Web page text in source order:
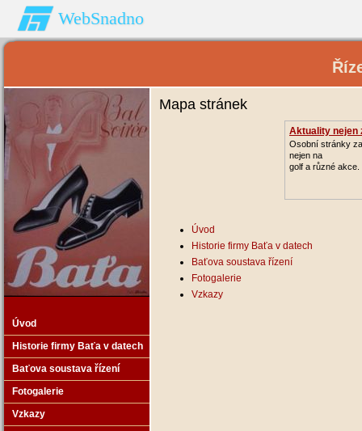
WebSnadno
Úvod
Historie firmy Baťa v datech
Baťova soustava řízení
Fotogalerie
Vzkazy
Mapa stránek
Aktuality nejen
Osobní stránky
nejen na
golf a různé akce.
Úvod
Historie firmy Baťa v datech
Baťova soustava řízení
Fotogalerie
Vzkazy